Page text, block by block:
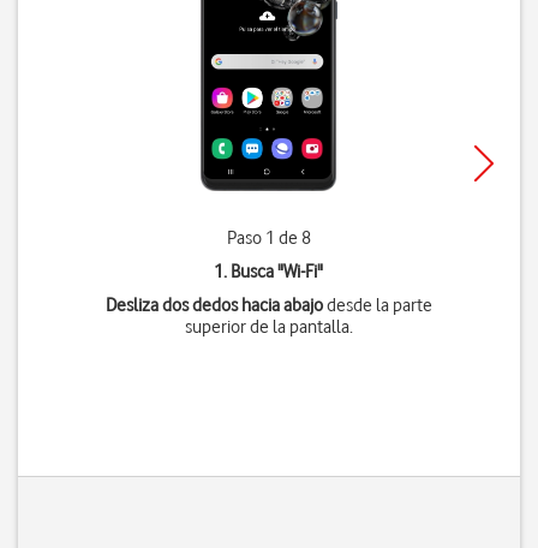
Paso 1 de 8
1. Busca "Wi-Fi"
Desliza dos dedos hacia abajodesde la parte
superior de la pantalla.